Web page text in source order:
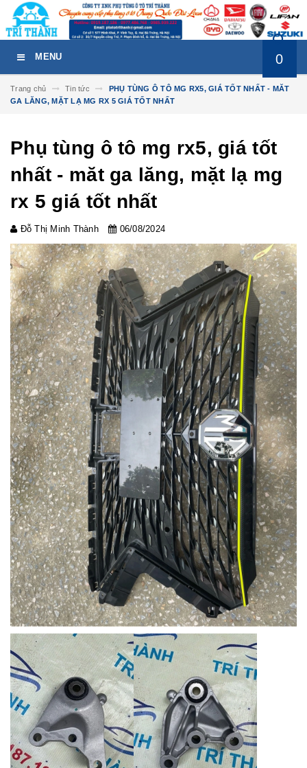
MENU 0
Trang chủ Tin tức
PHỤ TÙNG Ô TÔ MG RX5, GIÁ TỐT NHẤT - MĂT
GA LĂNG, MẶT LẠ MG RX 5 GIÁ TỐT NHẤT
Phụ tùng ô tô mg rx5, giá tốt
nhất - măt ga lăng, mặt lạ mg
rx 5 giá tốt nhất
Đỗ Thị Minh Thành 06/08/2024